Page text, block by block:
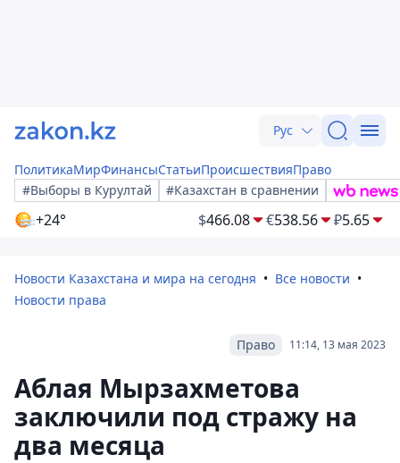
Рус
ПолитикаМирФинансыСтатьиПроисшествияПраво
#Выборы в Курултай
#Казахстан в сравнении
+24° $466.08 €538.56 ₽5.65
Новости Казахстана и мира на сегодня
Все новости
Новости права
11:14, 13 мая 2023
Право
Аблая Мырзахметова
заключили под стражу на
два месяца